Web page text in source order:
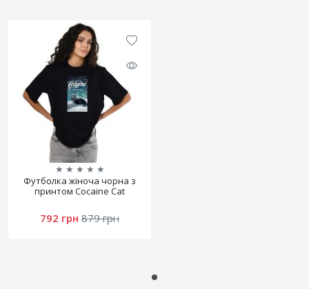
★ ★ ★ ★ ★
Футболка жіноча чорна з
принтом Cocaine Cat
792 грн 879 грн